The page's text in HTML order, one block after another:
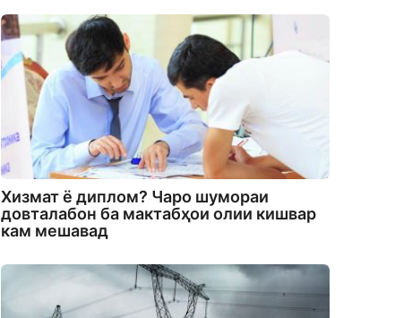
Хизмат ё диплом? Чаро шумораи
довталабон ба мактабҳои олии кишвар
кам мешавад